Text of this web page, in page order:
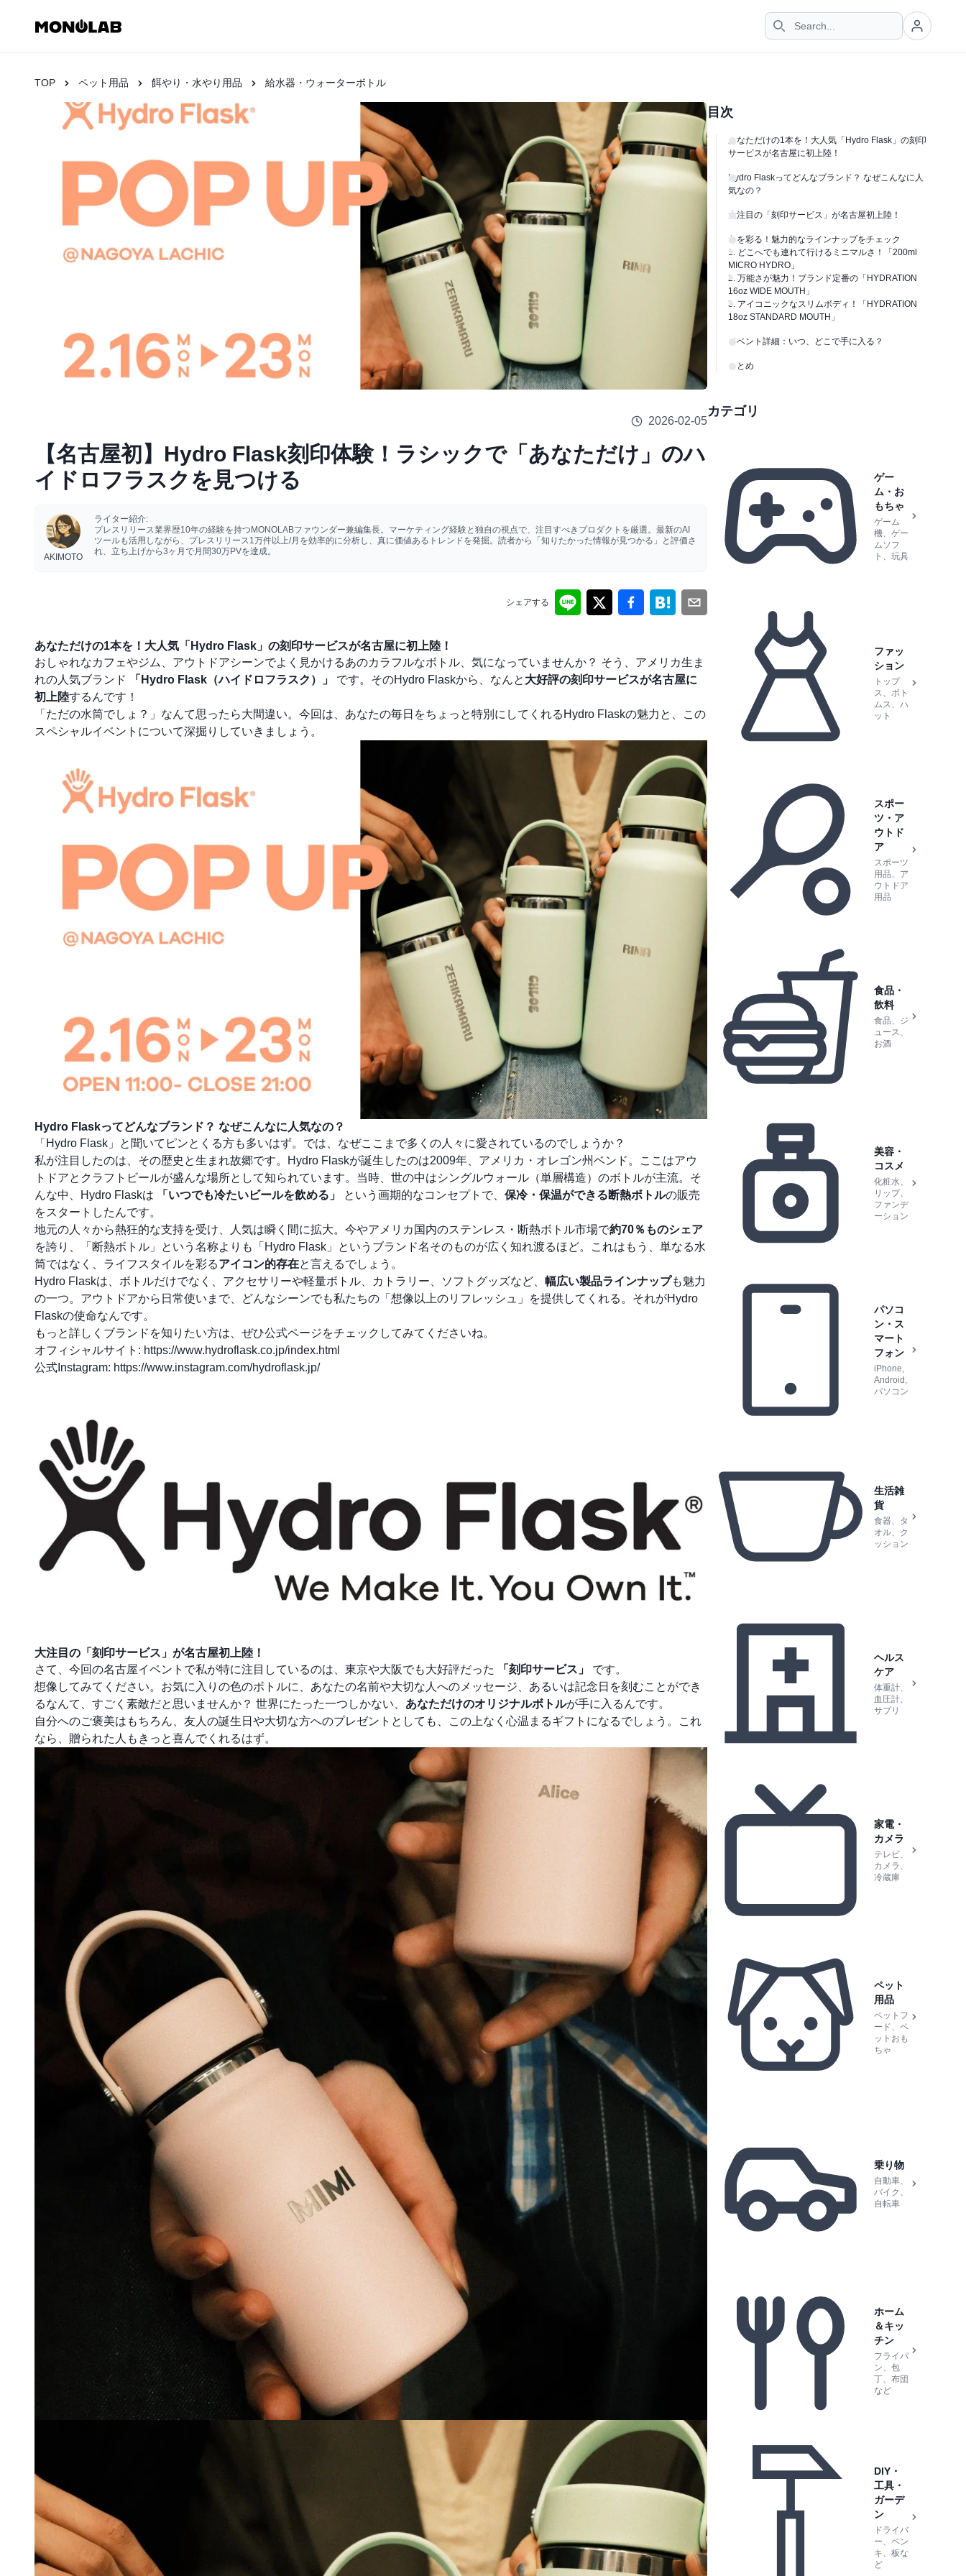
TOP ペット用品 餌やり・水やり用品 給水器・ウォーターボトル
2026-02-05
【名古屋初】Hydro Flask刻印体験！ラシックで「あなただけ」のハ
イドロフラスクを見つける
AKIMOTO
ライター紹介:
プレスリリース業界歴10年の経験を持つMONOLABファウンダー兼編集長。マーケティング経験と独自の視点で、注目すべきプロダクトを厳選。最新のAI
ツールも活用しながら、プレスリリース1万件以上/月を効率的に分析し、真に価値あるトレンドを発掘。読者から「知りたかった情報が見つかる」と評価さ
れ、立ち上げから3ヶ月で月間30万PVを達成。
シェアする
あなただけの1本を！大人気「Hydro Flask」の刻印サービスが名古屋に初上陸！
おしゃれなカフェやジム、アウトドアシーンでよく見かけるあのカラフルなボトル、気になっていませんか？ そう、アメリカ生ま
れの人気ブランド
「Hydro Flask（ハイドロフラスク）」 です。そのHydro Flaskから、なんと 大好評の刻印サービスが名古屋に
初上陸するんです！
「ただの水筒でしょ？」なんて思ったら大間違い。今回は、あなたの毎日をちょっと特別にしてくれるHydro Flaskの魅力と、この
スペシャルイベントについて深掘りしていきましょう。
Hydro Flaskってどんなブランド？ なぜこんなに人気なの？
「Hydro Flask」と聞いてピンとくる方も多いはず。では、なぜここまで多くの人々に愛されているのでしょうか？
私が注目したのは、その歴史と生まれ故郷です。Hydro Flaskが誕生したのは2009年、アメリカ・オレゴン州ベンド。ここはアウ
トドアとクラフトビールが盛んな場所として知られています。当時、世の中はシングルウォール（単層構造）のボトルが主流。そ
んな中、Hydro Flaskは
「いつでも冷たいビールを飲める」 という画期的なコンセプトで、 保冷・保温ができる断熱ボトルの販売
をスタートしたんです。
地元の人々から熱狂的な支持を受け、人気は瞬く間に拡大。今やアメリカ国内のステンレス・断熱ボトル市場で約70％ものシェア
を誇り、「断熱ボトル」という名称よりも「Hydro Flask」というブランド名そのものが広く知れ渡るほど。これはもう、単なる水
筒ではなく、ライフスタイルを彩るアイコン的存在と言えるでしょう。
Hydro Flaskは、ボトルだけでなく、アクセサリーや軽量ボトル、カトラリー、ソフトグッズなど、 幅広い製品ラインナップも魅力
の一つ。アウトドアから日常使いまで、どんなシーンでも私たちの「想像以上のリフレッシュ」を提供してくれる。それがHydro
Flaskの使命なんです。
もっと詳しくブランドを知りたい方は、ぜひ公式ページをチェックしてみてくださいね。
オフィシャルサイト: https://www.hydroflask.co.jp/index.html
公式Instagram: https://www.instagram.com/hydroflask.jp/
大注目の「刻印サービス」が名古屋初上陸！
さて、今回の名古屋イベントで私が特に注目しているのは、東京や大阪でも大好評だった
「刻印サービス」
です。
想像してみてください。お気に入りの色のボトルに、あなたの名前や大切な人へのメッセージ、あるいは記念日を刻むことができ
るなんて、すごく素敵だと思いませんか？ 世界にたった一つしかない、 あなただけのオリジナルボトルが手に入るんです。
自分へのご褒美はもちろん、友人の誕生日や大切な方へのプレゼントとしても、この上なく心温まるギフトになるでしょう。これ
なら、贈られた人もきっと喜んでくれるはず。
目次
あなただけの1本を！大人気「Hydro Flask」の刻印
サービスが名古屋に初上陸！
Hydro Flaskってどんなブランド？ なぜこんなに人
気なの？
大注目の「刻印サービス」が名古屋初上陸！
冬を彩る！魅力的なラインナップをチェック
1. どこへでも連れて行けるミニマルさ！「200ml
MICRO HYDRO」
2. 万能さが魅力！ブランド定番の「HYDRATION
16oz WIDE MOUTH」
3. アイコニックなスリムボディ！「HYDRATION
18oz STANDARD MOUTH」
イベント詳細：いつ、どこで手に入る？
まとめ
カテゴリ
ゲー
ム・お
もちゃ
ゲーム
機、ゲー
ムソフ
ト、玩具
ファッ
ション
トップ
ス、ボト
ムス、ハ
ット
スポー
ツ・ア
ウトド
ア
スポーツ
用品、ア
ウトドア
用品
食品・
飲料
食品、ジ
ュース、
お酒
美容・
コスメ
化粧水、
リップ、
ファンデ
ーション
パソコ
ン・ス
マート
フォン
iPhone,
Android,
パソコン
生活雑
貨
食器、タ
オル、ク
ッション
ヘルス
ケア
体重計、
血圧計、
サプリ
家電・
カメラ
テレビ、
カメラ、
冷蔵庫
ペット
用品
ペットフ
ード、ペ
ットおも
ちゃ
乗り物
自動車、
バイク、
自転車
ホーム
＆キッ
チン
フライパ
ン、包
丁、布団
など
DIY・
工具・
ガーデ
ン
ドライバ
ー、ペン
キ、板な
ど